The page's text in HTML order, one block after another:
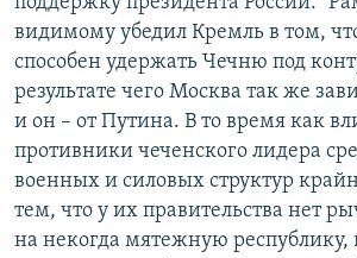
видимому убедил Кремль в том,
способен удержать Чечню под
результате чего Москва так же
и он – от Путина. В то время как
противники чеченского лидера
военных и силовых структур
тем, что у их правительства нет
на некогда мятежную республику,